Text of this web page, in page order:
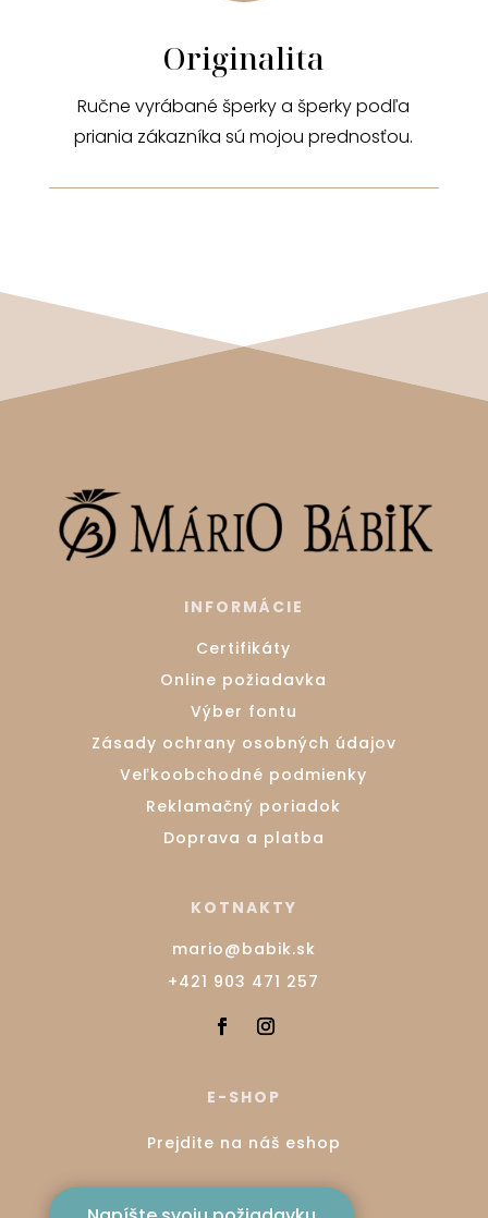
Originalita
Ručne vyrábané šperky a šperky podľa
priania zákazníka sú mojou prednosťou.
INFORMÁCIE
Certifikáty
Online požiadavka
Výber fontu
Zásady ochrany osobných údajov
Veľkoobchodné podmienky
Reklamačný poriadok
Doprava a platba
KOTNAKTY
mario@babik.sk
+421 903 471 257
E-SHOP
Prejdite na náš eshop